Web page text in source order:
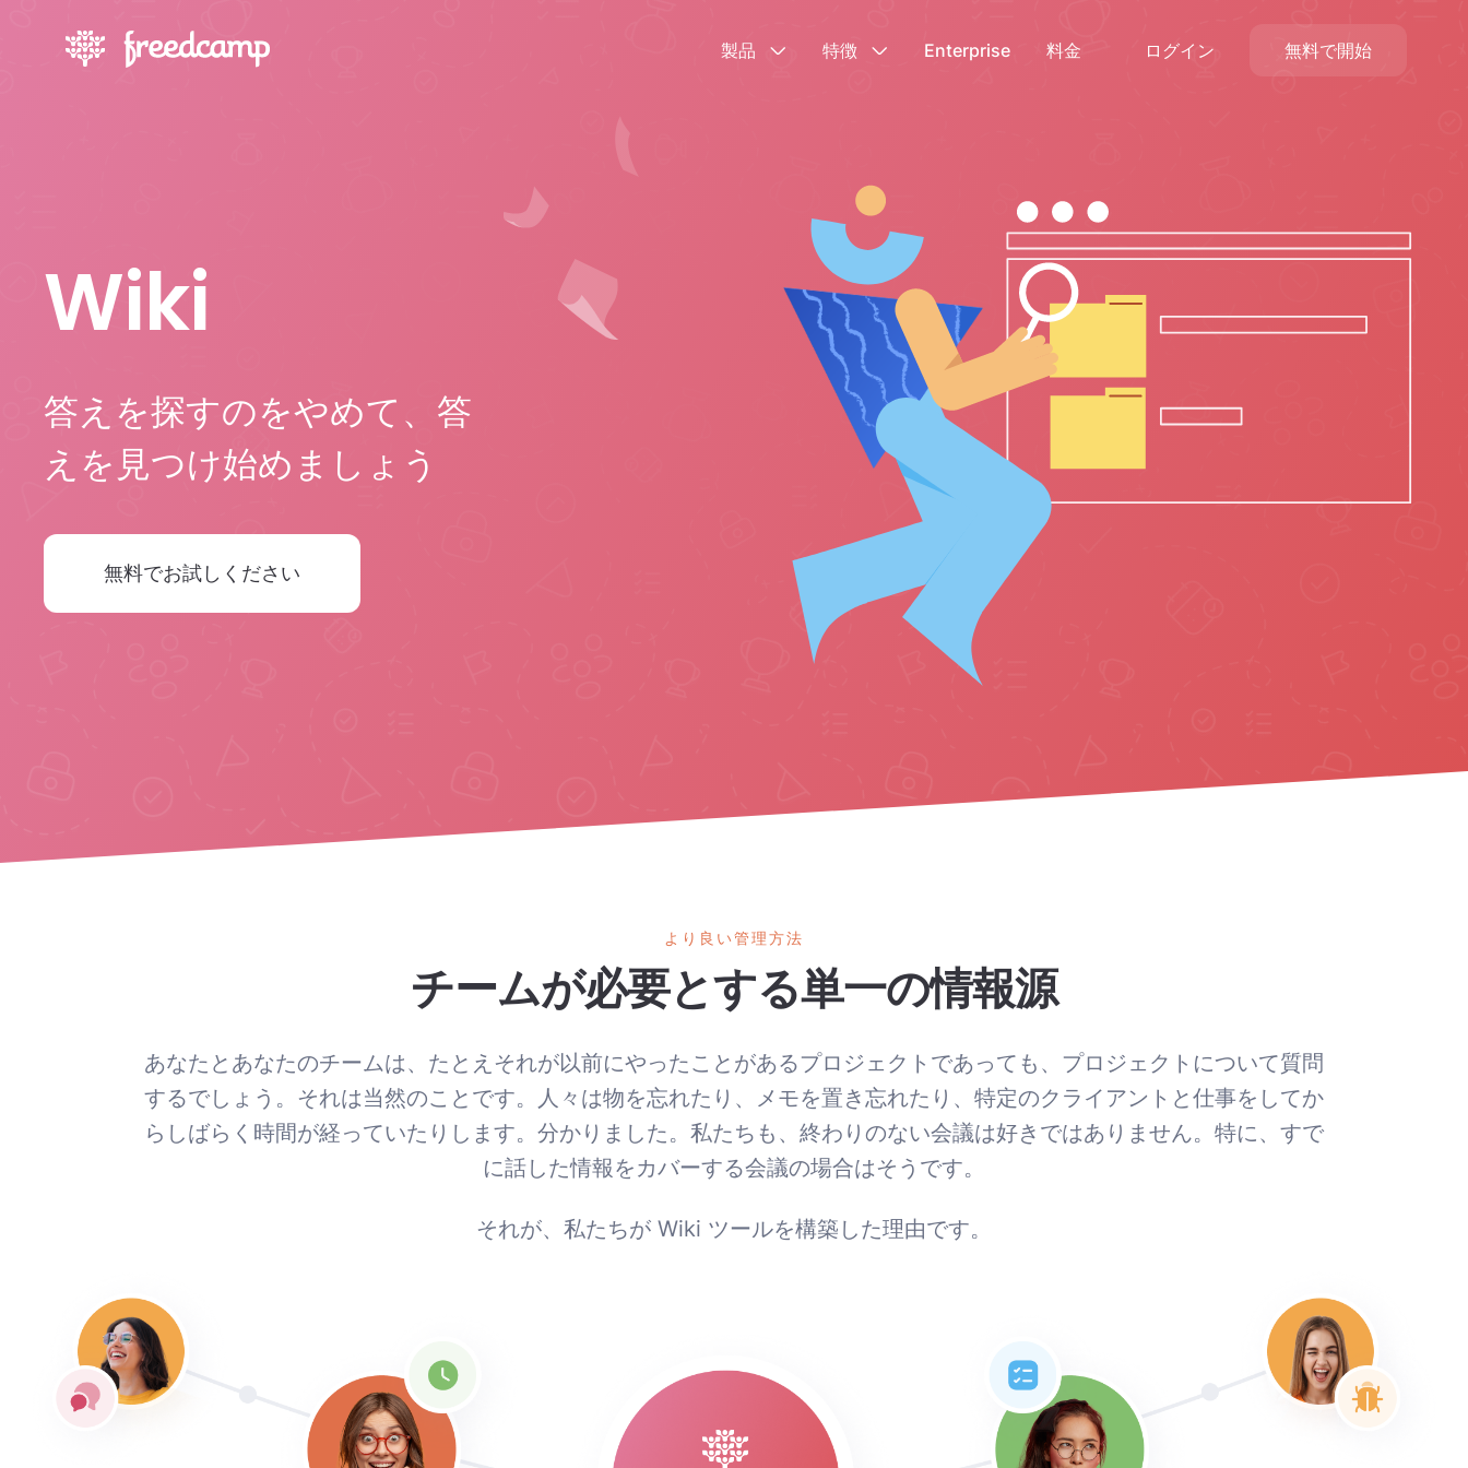
製品 特徴 Enterprise 料金 ログイン 無料で開始
Wiki
答えを探すのをやめて、答
えを見つけ始めましょう
無料でお試しください
より良い管理方法
チームが必要とする単一の情報源
あなたとあなたのチームは、たとえそれが以前にやったことがあるプロジェクトであっても、プロジェクトについて質問
するでしょう。それは当然のことです。人々は物を忘れたり、メモを置き忘れたり、特定のクライアントと仕事をしてか
らしばらく時間が経っていたりします。分かりました。私たちも、終わりのない会議は好きではありません。特に、すで
に話した情報をカバーする会議の場合はそうです。
それが、私たちが Wiki ツールを構築した理由です。